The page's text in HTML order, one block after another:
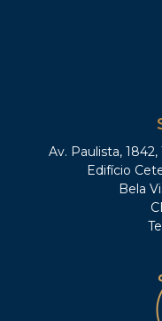
Av. Paulista, 1842,
Edifício
Bela